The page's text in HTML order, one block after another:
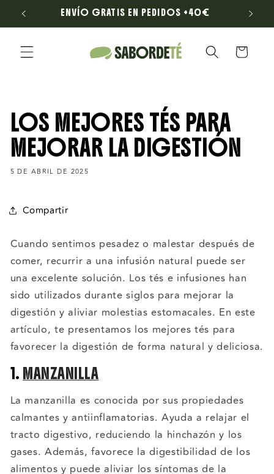
directamente
al contenido
ENVÍO GRATIS EN PEDIDOS +40€
Carrito
LOS MEJORES TÉS PARA
MEJORAR LA DIGESTIÓN
5 DE ABRIL DE 2025
Compartir
Cuando sentimos pesadez o malestar después de
comer, recurrir a una infusión natural puede ser
una excelente solución. Los tés e infusiones han
sido utilizados durante siglos para mejorar la
digestión y aliviar molestias estomacales. En este
artículo, te presentamos los mejores tés para
favorecer la digestión de forma natural y deliciosa.
1. MANZANILLA
La manzanilla es conocida por sus propiedades
calmantes y antiinflamatorias. Ayuda a relajar el
tracto digestivo, reduciendo la hinchazón y los
gases. Además, favorece la digestibilidad de los
alimentos y puede aliviar los síntomas de la